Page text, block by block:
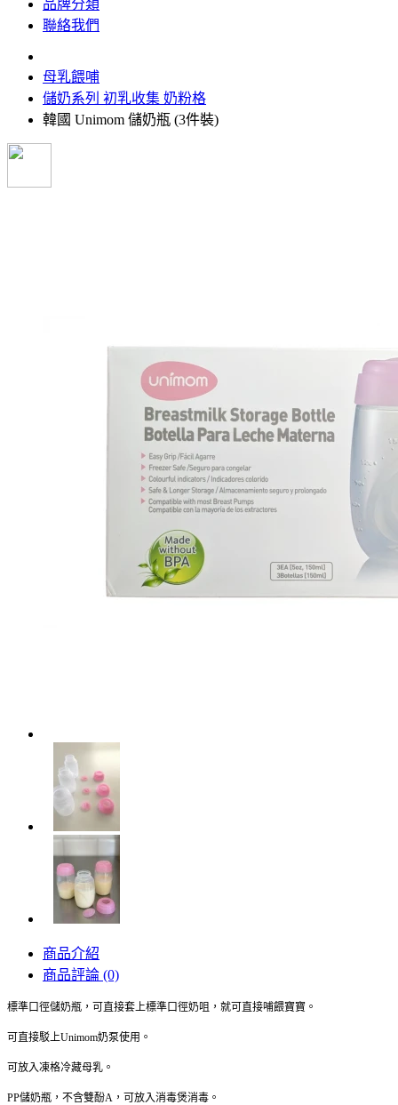
品牌分類
聯絡我們
母乳餵哺
儲奶系列 初乳收集 奶粉格
韓國 Unimom 儲奶瓶 (3件裝)
商品介紹
商品評論 (0)
標準口徑儲奶瓶，可直接套上標準口徑奶咀，就可直接哺餵寶寶。
可直接駁上Unimom奶泵使用。
可放入凍格冷藏母乳。
PP儲奶瓶，不含雙酚A，可放入消毒煲消毒。